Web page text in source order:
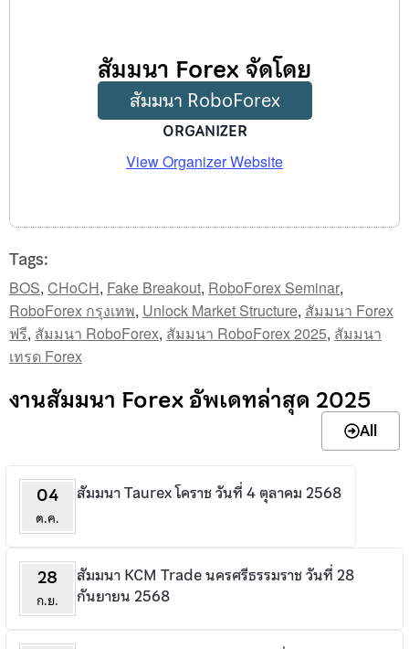
สัมมนา Forex จัดโดย
สัมมนา RoboForex
ORGANIZER
View Organizer Website
Tags:
BOS, CHoCH, Fake Breakout, RoboForex Seminar,
RoboForex กรุงเทพ, Unlock Market Structure, สัมมนา Forex
ฟรี, สัมมนา RoboForex, สัมมนา RoboForex 2025, สัมมนา
เทรด Forex
งานสัมมนา Forex อัพเดทล่าสุด 2025
All
04
ต.ค.
สัมมนา Taurex โคราช วันที่ 4 ตุลาคม 2568
28
ก.ย.
สัมมนา KCM Trade นครศรีธรรมราช วันที่ 28
กันยายน 2568